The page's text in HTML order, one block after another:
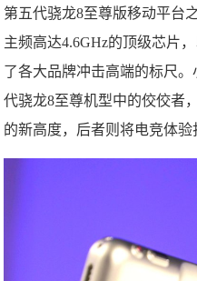
第五代骁龙8至尊版移动平台
主频高达4.6GHz的顶级芯片
了各大品牌冲击高端的标尺。
代骁龙8至尊机型中的佼佼者
的新高度，后者则将电竞体验